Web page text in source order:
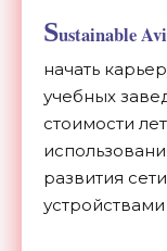
Sustainable
начать
учебных
стоимости
развития